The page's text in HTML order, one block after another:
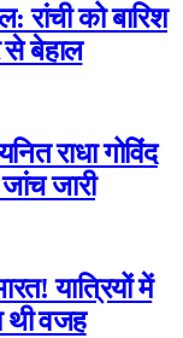
को बारिश
बेहाल
राधा गोविंद
जारी
यात्रियों में
थी वजह